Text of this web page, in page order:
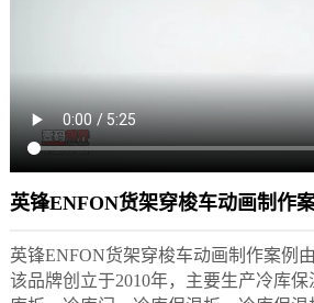
英锋ENFON货架穿梭车动画制作
英锋ENFON货架穿梭车动画制作案例
该品牌创立于2010年，主要生产冷库